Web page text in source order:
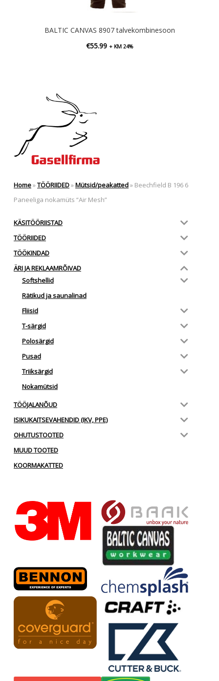
BALTIC CANVAS 8907 talvekombinesoon
€55.99 + KM 24%
Home»TÖÖRIIDED»Mütsid/peakatted» Beechfield B 196 6
Paneeliga nokamüts “Air Mesh”
KÄSITÖÖRIISTAD
TÖÖRIIDED
TÖÖKINDAD
ÄRI JA REKLAAMRÕIVAD
Softshellid
Rätikud ja saunalinad
Fliisid
T-särgid
Polosärgid
Pusad
Triiksärgid
Nokamütsid
TÖÖJALANÕUD
ISIKUKAITSEVAHENDID (IKV, PPE)
OHUTUSTOOTED
MUUD TOOTED
KOORMAKATTED